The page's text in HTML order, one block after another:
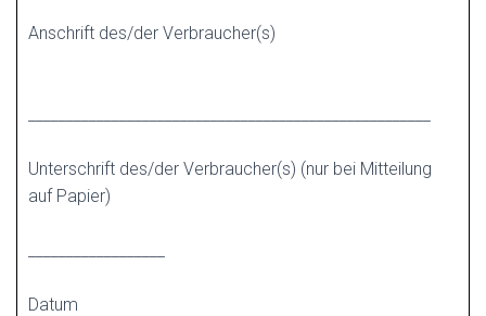
Anschrift des/der Verbraucher(s)
Unterschrift des/der Verbraucher(s) (nur bei Mitteilung
auf Papier)
Datum